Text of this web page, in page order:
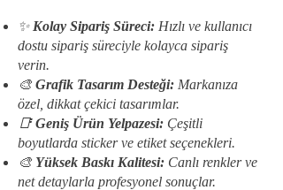
✨ Kolay Sipariş Süreci: Hızlı ve kullanıcı
dostu sipariş süreciyle kolayca sipariş
verin.
🎨Grafik Tasarım Desteği: Markanıza
özel, dikkat çekici tasarımlar.
📑Geniş Ürün Yelpazesi: Çeşitli
boyutlarda sticker ve etiket seçenekleri.
🎨 Yüksek Baskı Kalitesi: Canlı renkler ve
net detaylarla profesyonel sonuçlar.